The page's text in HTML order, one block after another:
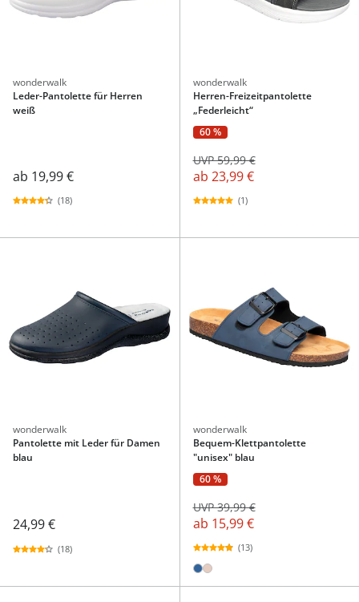
wonderwalk
Leder-Pantolette für Herren
weiß
ab 19,99 €
(18)
wonderwalk
Herren-Freizeitpantolette
„Federleicht“
60 %
ab 23,99 €
UVP 59,99 €
(1)
wonderwalk
Pantolette mit Leder für Damen
blau
24,99 €
(18)
wonderwalk
Bequem-Klettpantolette
"unisex" blau
60 %
ab 15,99 €
UVP 39,99 €
(13)